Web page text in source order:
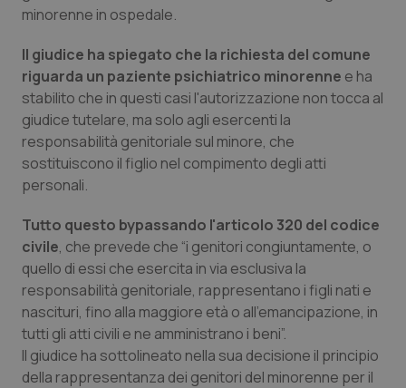
Piemonte
Provincia Autonoma di Bolzano
Provincia Autonoma di Trento
Puglia
Sardegna
Sicilia
Toscana
Umbria
HIV
Infezioni & Febbre
Ipertensione & Scompenso
Malattie rare
Malattia di Crohn & Rettocolite Ulcerosa
Neuroscienze & patologie neurodegenerative
Obesità
Oftalmologia
minorenne in ospedale.
Il giudice ha spiegato che la richiesta del comune
riguarda un paziente psichiatrico minorenne e ha
stabilito che in questi casi l'autorizzazione non tocca al
giudice tutelare, ma solo agli esercenti la
responsabilità genitoriale sul minore, che
sostituiscono il figlio nel compimento degli atti
personali.
Tutto questo bypassando l'articolo 320 del codice
civile, che prevede che “i genitori congiuntamente, o
quello di essi che esercita in via esclusiva la
responsabilità genitoriale, rappresentano i figli nati e
nascituri, fino alla maggiore età o all'emancipazione, in
tutti gli atti civili e ne amministrano i beni”.
Il giudice ha sottolineato nella sua decisione il principio
della rappresentanza dei genitori del minorenne per il